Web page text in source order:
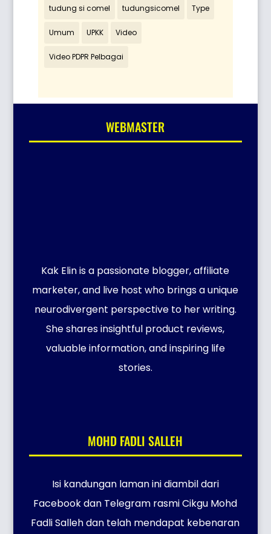
tudung si comel tudungsicomel Type
Umum UPKK Video
Video PDPR Pelbagai
WEBMASTER
Kak Elin is a passionate blogger, affiliate
marketer, and live host who brings a unique
neurodivergent perspective to her writing.
She shares insightful product reviews,
valuable information, and inspiring life
stories.
MOHD FADLI SALLEH
Isi kandungan laman ini diambil dari
Facebook dan Telegram rasmi Cikgu Mohd
Fadli Salleh dan telah mendapat kebenaran